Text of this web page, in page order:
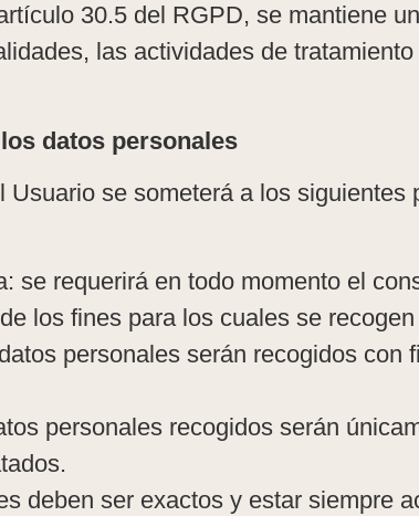
30.5 del RGPD, se mantiene
las actividades de
datos personales
se someterá a los
se requerirá en todo momento el
los fines para los cuales se
personales serán recogidos con
personales recogidos serán
deben ser exactos y estar siempre